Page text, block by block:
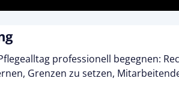
professionell begegnen:
Grenzen zu setzen,